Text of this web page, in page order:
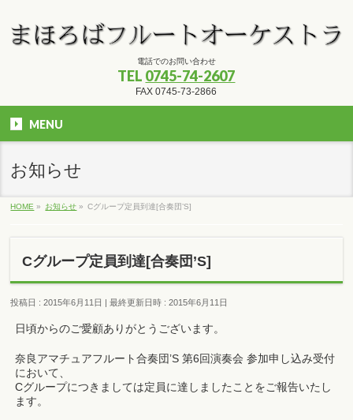
電話でのお問い合わせ
TEL 0745-74-2607
FAX 0745-73-2866
MENU
お知らせ
HOME » お知らせ » Cグループ定員到達[合奏団’S]
Cグループ定員到達[合奏団’S]
投稿日 : 2015年6月11日 最終更新日時 : 2015年6月11日
日頃からのご愛顧ありがとうございます。
奈良アマチュアフルート合奏団’S 第6回演奏会 参加申し込み受付
において、
Cグループにつきましては定員に達しましたことをご報告いたし
ます。